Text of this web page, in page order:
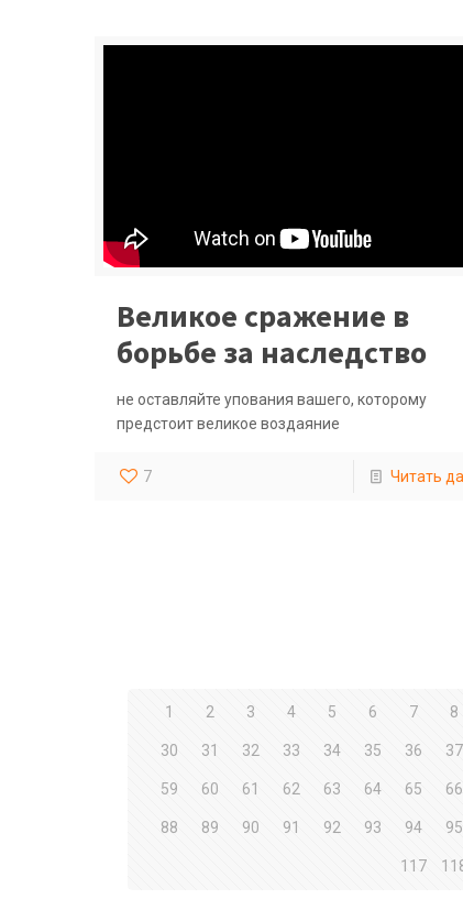
Великое сражение в
борьбе за наследство
не оставляйте упования вашего, которому
предстоит великое воздаяние
7 Читать
1 2 3 4 5 6 7 8
30 31 32 33 34 35 36 37
59 60 61 62 63 64 65 66
88 89 90 91 92 93 94 95
117